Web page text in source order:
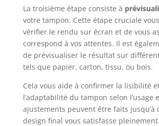
La troisième étape consiste à
votre tampon. Cette étape cruciale
vérifier le rendu sur écran et de vous
correspond à vos attentes. Il est
de prévisualiser le résultat sur
tels que papier, carton, tissu, ou bois.
Cela vous aide à confirmer la lisibilité
l’adaptabilité du tampon selon l’usage
ajustements peuvent être faits jusqu’à
design final vous satisfasse pleinement.